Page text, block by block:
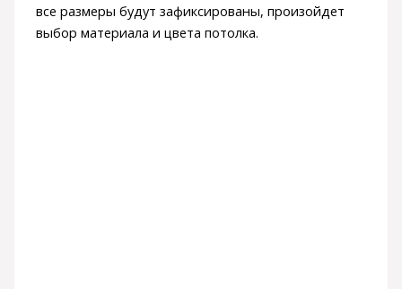
все размеры будут зафиксированы, произойдет
выбор материала и цвета потолка.